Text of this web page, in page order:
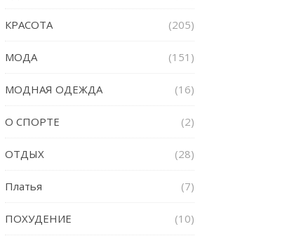
КРАСОТА (205)
МОДА (151)
МОДНАЯ ОДЕЖДА (16)
О СПОРТЕ (2)
ОТДЫХ (28)
Платья (7)
ПОХУДЕНИЕ (10)